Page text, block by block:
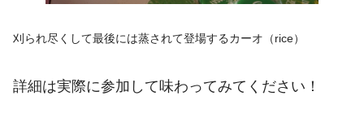
刈られ尽くして最後には蒸されて登場するカーオ（rice）
詳細は実際に参加して味わってみてください ！